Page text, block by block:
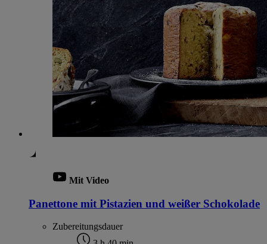
Mit Video
Panettone mit Pistazien und weißer Schokolade
Zubereitungsdauer